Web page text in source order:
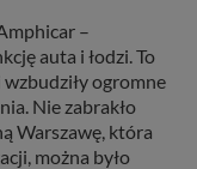
–
auta i łodzi. To
ogromne
Nie zabrakło
Warszawę, która
można było